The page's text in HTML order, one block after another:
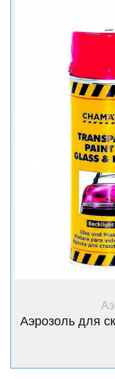
Аэрозоль для